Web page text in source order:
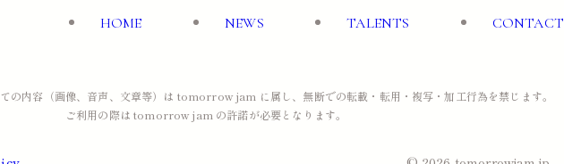
HOME NEWS TALENTS CONTACT
の内容（画像、音声、文章等）は tomorrow jam に属し、無断での転載・転用・複写・加工行為を禁じます。
ご利用の際は tomorrow jam の許諾が必要となります。